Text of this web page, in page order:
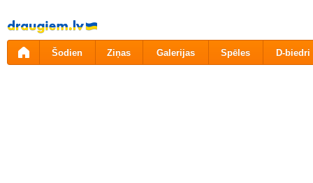
Pāriet
uz
saturu
Šodien Ziņas Galerijas Spēles D-biedri